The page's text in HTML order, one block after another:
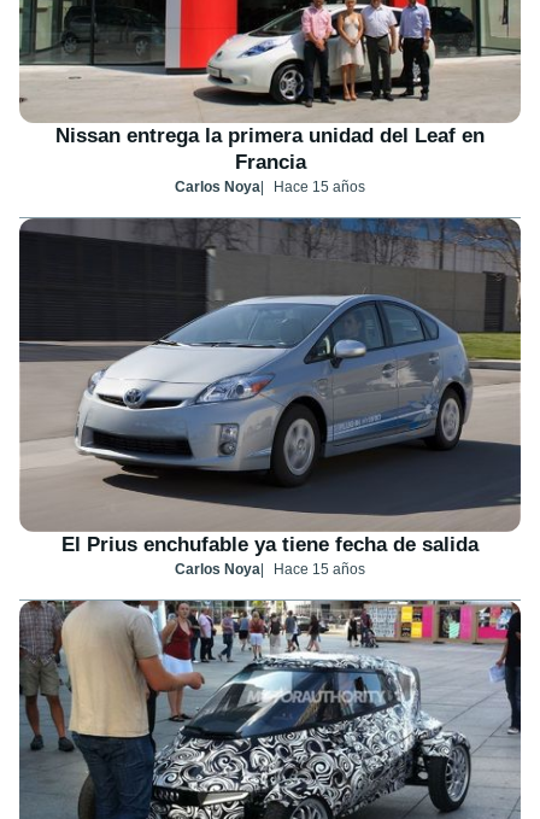
Nissan entrega la primera unidad del Leaf en
Francia
Carlos Noya Hace 15 años
El Prius enchufable ya tiene fecha de salida
Carlos Noya Hace 15 años